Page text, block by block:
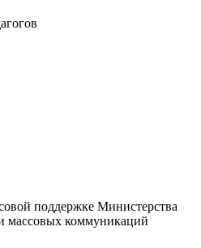
поддержке Министерства
массовых коммуникаций